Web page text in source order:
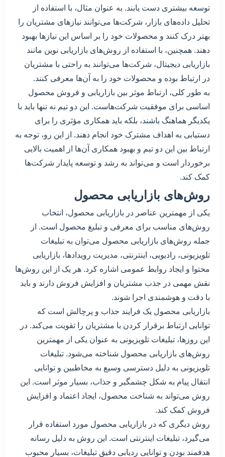
توسعه بیشتری دست یابند. به عنوان مثال، با استفاده از
تحلیل داده‌های بازار، شرکت‌ها می‌توانند نیازهای مشتریان را
بهتر درک کنند و محصولات خود را بر اساس این نیازها بهبود
دهند. همچنین، با استفاده از روش‌های بازاریابی نوین مانند
بازاریابی دیجیتال، شرکت‌ها می‌توانند به راحتی با مشتریان
در ارتباط بوده و محصولات خود را به آن‌ها معرفی کنند.
به طور کلی، ارتباط موثر بین بازاریابی و فروش محصول
اساسی برای موفقیت شرکت‌هاست. این دو تیم نه تنها باید با
یکدیگر هماهنگ باشند، بلکه باید همکاری مؤثری را برای
دستیابی به اهداف مشترک خود انجام دهند. از این رو، توجه به
ارتباط بین این دو تیم و بهبود همکاری آن‌ها از اهمیت بالایی
برخوردار است و می‌تواند به رشد و توسعه پایدار شرکت‌ها
کمک کند.
روش‌های بازاریابی محصول
یکی از مهمترین عناصر در بازاریابی محصول، انتخاب
روش‌های مناسب برای معرفی و تبلیغ محصول است. از
جمله روش‌های بازاریابی محصول می‌توان به تبلیغات
تلویزیونی، رادیویی، اینترنتی، مدیریت رویدادها، بازاریابی
محتوا و ایجاد روابط عمومی اشاره کرد. هر یک از این روش‌ها
نقش مهمی در جذب مشتریان و افزایش فروش دارند و باید
با دقت و هوشمندی اجرا شوند.
بازاریابی محصول یک فرایند جذاب و پرچالش است که
توانایی ارتباط برقرار کردن با مشتریان را تقویت می‌کند. در
این روزها، تبلیغات تلویزیونی به عنوان یکی از مهمترین
روش‌های بازاریابی محصول شناخته می‌شود. تبلیغات
تلویزیونی به دلیل دسترسی وسیع به مخاطبین و توانایی
انتقال پیام به شکل چشمگیر و جذاب، بسیار موثر است. این
روش می‌تواند به شناخت محصول، ایجاد اعتماد و افزایش
فروش کمک کند.
روش دیگری که در بازاریابی محصول مورد استفاده قرار
می‌گیرد، تبلیغات اینترنتی است. این روش به دلیل رسانه
هدفمند بودن و توانایی ردیابی دقیق تبلیغات، بسیار محبوب